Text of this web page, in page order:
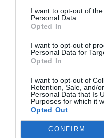
I want to opt-out of
Personal Data.
Opted In
I want to opt-out of
Personal Data for
Opted In
I want to opt-out of
Retention, Sale, and/
Personal Data that Is
Purposes for which it
Opted Out
CONFIRM